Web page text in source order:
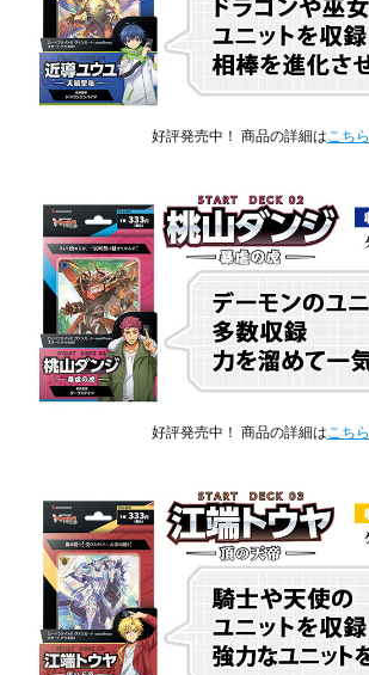
好評発売中！ 商品の詳細はこちら
好評発売中！ 商品の詳細は こちら